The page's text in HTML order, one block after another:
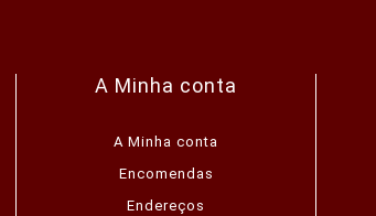
A Minha conta
A Minha conta
Encomendas
Endereços